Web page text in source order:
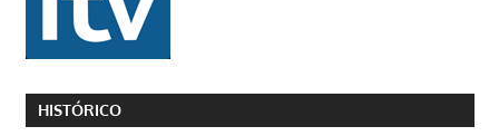
HISTÓRICO